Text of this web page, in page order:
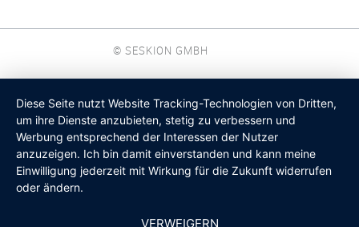
© SESKION GMBH
Diese Seite nutzt Website Tracking-Technologien von Dritten,
um ihre Dienste anzubieten, stetig zu verbessern und
Werbung entsprechend der Interessen der Nutzer
anzuzeigen. Ich bin damit einverstanden und kann meine
Einwilligung jederzeit mit Wirkung für die Zukunft widerrufen
oder ändern.
VERWEIGERN